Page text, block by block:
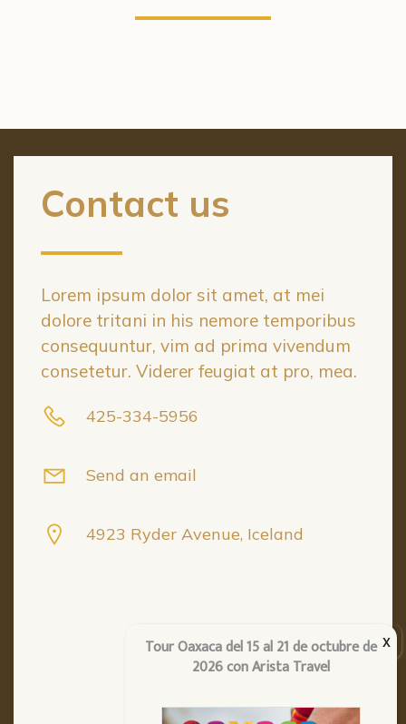
Contact us
Lorem ipsum dolor sit amet, at mei
dolore tritani in his nemore temporibus
consequuntur, vim ad prima vivendum
consetetur. Viderer feugiat at pro, mea.
425-334-5956
Send an email
4923 Ryder Avenue, Iceland
Tour Oaxaca del 15 al 21 de octubre de
2026 con Arista Travel